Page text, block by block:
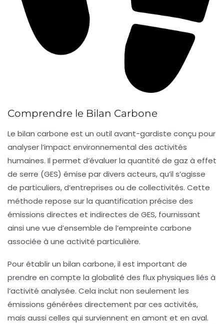
Comprendre le Bilan Carbone
Le bilan carbone est un outil avant-gardiste conçu pour
analyser l’impact environnemental des activités
humaines. Il permet d’évaluer la quantité de gaz à effet
de serre (GES) émise par divers acteurs, qu’il s’agisse
de particuliers, d’entreprises ou de collectivités. Cette
méthode repose sur la quantification précise des
émissions directes et indirectes de GES, fournissant
ainsi une vue d’ensemble de l’empreinte carbone
associée à une activité particulière.
Pour établir un bilan carbone, il est important de
prendre en compte la globalité des flux physiques liés à
l’activité analysée. Cela inclut non seulement les
émissions générées directement par ces activités,
mais aussi celles qui surviennent en amont et en aval.